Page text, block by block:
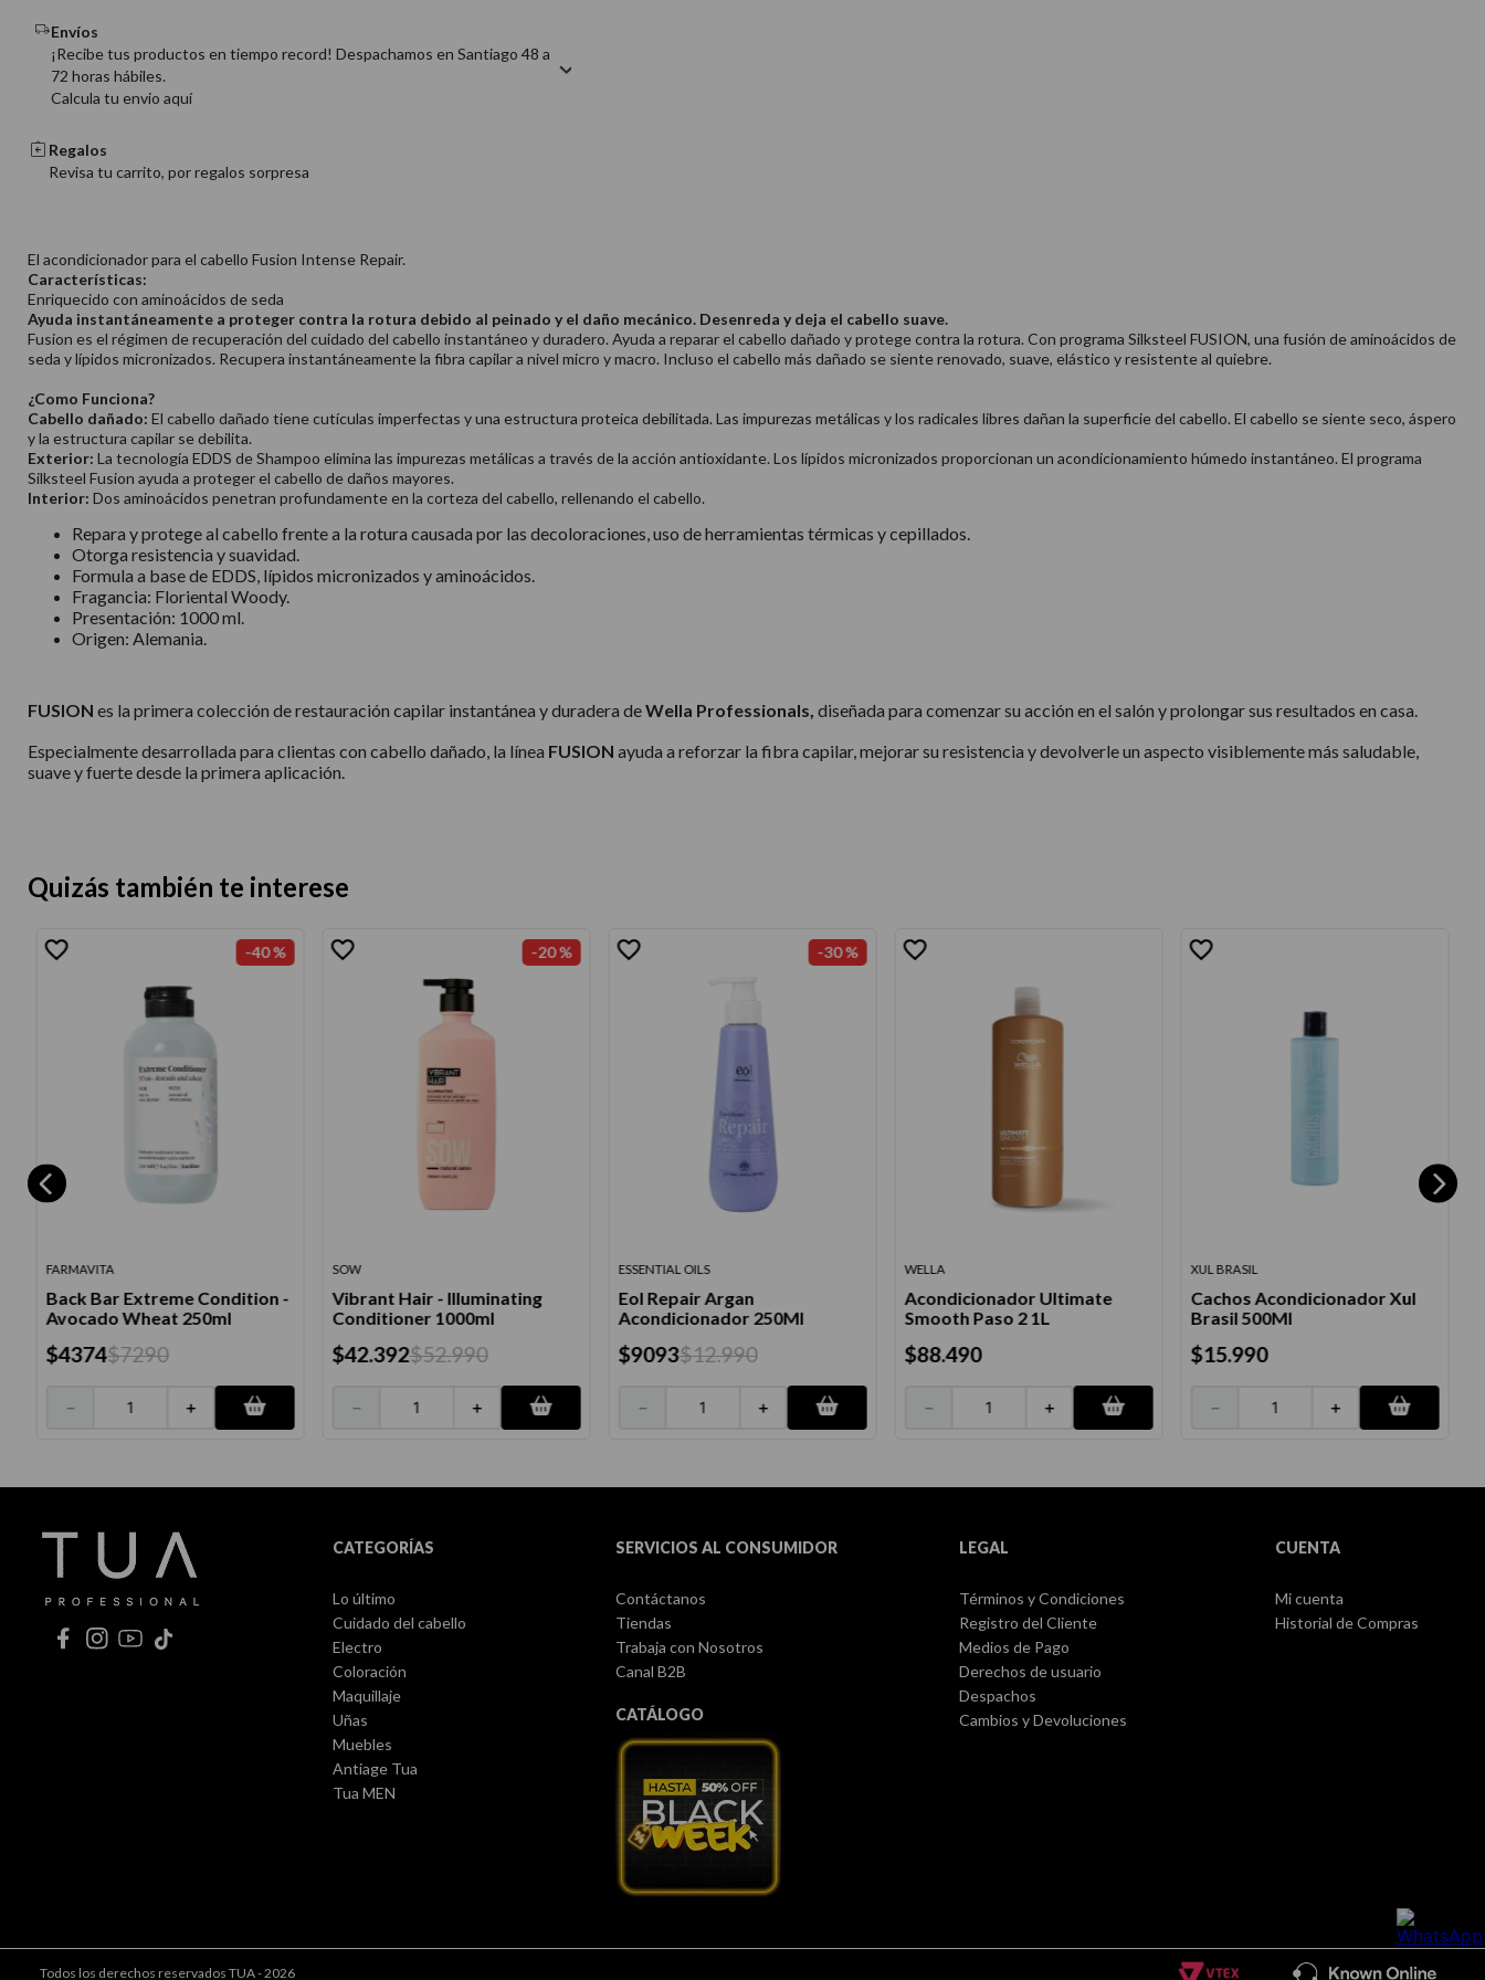
Envíos
¡Recibe tus productos en tiempo record! Despachamos en Santiago 48 a
72 horas hábiles.
Calcula tu envio aquí
Regalos
Revisa tu carrito, por regalos sorpresa
El acondicionador para el cabello Fusion Intense Repair.
Características:
Enriquecido con aminoácidos de seda
Ayuda instantáneamente a proteger contra la rotura debido al peinado y el daño mecánico. Desenreda y deja el cabello suave.
Fusion es el régimen de recuperación del cuidado del cabello instantáneo y duradero. Ayuda a reparar el cabello dañado y protege contra la rotura. Con programa Silksteel FUSION, una fusión de aminoácidos de
seda y lípidos micronizados. Recupera instantáneamente la fibra capilar a nivel micro y macro. Incluso el cabello más dañado se siente renovado, suave, elástico y resistente al quiebre.
¿Como Funciona?
Cabello dañado: El cabello dañado tiene cutículas imperfectas y una estructura proteica debilitada. Las impurezas metálicas y los radicales libres dañan la superficie del cabello. El cabello se siente seco, áspero
y la estructura capilar se debilita.
Exterior: La tecnología EDDS de Shampoo elimina las impurezas metálicas a través de la acción antioxidante. Los lípidos micronizados proporcionan un acondicionamiento húmedo instantáneo. El programa
Silksteel Fusion ayuda a proteger el cabello de daños mayores.
Interior: Dos aminoácidos penetran profundamente en la corteza del cabello, rellenando el cabello.
Repara y protege al cabello frente a la rotura causada por las decoloraciones, uso de herramientas térmicas y cepillados.
Otorga resistencia y suavidad.
Formula a base de EDDS, lípidos micronizados y aminoácidos.
Fragancia: Floriental Woody.
Presentación: 1000 ml.
Origen: Alemania.
FUSION es la primera colección de restauración capilar instantánea y duradera deWella Professionals, diseñada para comenzar su acción en el salón y prolongar sus resultados en casa.
Especialmente desarrollada para clientas con cabello dañado, la línea FUSION ayuda a reforzar la fibra capilar, mejorar su resistencia y devolverle un aspecto visiblemente más saludable,
suave y fuerte desde la primera aplicación.
Quizás también te interese
-40 %
FARMAVITA
Back Bar Extreme Condition -
Avocado Wheat 250ml
$4374$7290
＋
－
-20 %
SOW
Vibrant Hair - Illuminating
Conditioner 1000ml
$42.392$52.990
＋
－
-30 %
ESSENTIAL OILS
Eol Repair Argan
Acondicionador 250Ml
$9093$12.990
＋
－
WELLA
Acondicionador Ultimate
Smooth Paso 2 1L
$88.490
＋
－
XUL BRASIL
Cachos Acondicionador Xul
Brasil 500Ml
$15.990
＋
－
CATEGORÍAS
Lo último
Cuidado del cabello
Electro
Coloración
Maquillaje
Uñas
Muebles
Antiage Tua
Tua MEN
SERVICIOS AL CONSUMIDOR
Contáctanos
Tiendas
Trabaja con Nosotros
Canal B2B
CATÁLOGO
LEGAL
Términos y Condiciones
Registro del Cliente
Medios de Pago
Derechos de usuario
Despachos
Cambios y Devoluciones
CUENTA
Mi cuenta
Historial de Compras
Todos los derechos reservados TUA - 2026